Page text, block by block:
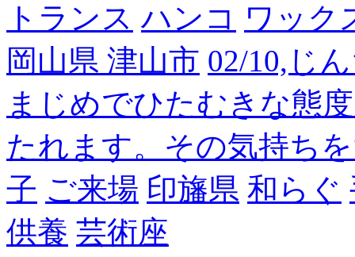
トランス ハンコ ワック
岡山県 津山市 02/10,じ
まじめでひたむきな態
たれます。その気持ち
子 ご来場 印旛県 和らぐ
供養 芸術座